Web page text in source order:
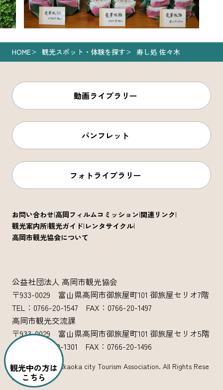
HOME 観光スポット・体験を探す 寿し処 佐々木
動画ライブラリー
パンフレット
フォトライブラリー
お問い合わせ 高岡フィルムコミッション 関連リンク
観光案内所観光ガイド レンタサイクル
高岡市観光協会について
公益社団法人 高岡市観光協会
〒933-0029 富山県高岡市御旅屋町101 御旅屋セリオ7階
TEL：0766-20-1547 FAX：0766-20-1497
高岡市観光交流課
〒933-0029 富山県高岡市御旅屋町101 御旅屋セリオ5階
TEL：0766-20-1301 FAX：0766-20-1496
Copyright (c) Takaoka city Tourism Association. All Rights Rese
rved.
観光中の方は
こちら